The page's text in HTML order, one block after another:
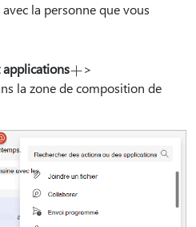
la personne que vous
>
la zone de composition de